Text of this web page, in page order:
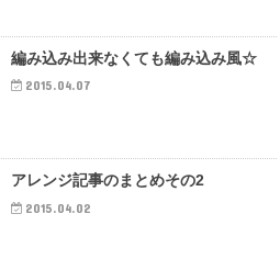
編み込み出来なくても編み込み風☆
2015.04.07
アレンジ記事のまとめその2
2015.04.02